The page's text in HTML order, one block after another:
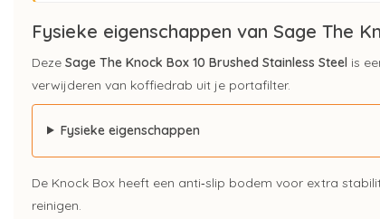
Fysieke eigenschappen van Sage The
Deze Sage The Knock Box 10 Brushed Stainless Steel is
verwijderen van koffiedrab uit je portafilter.
Fysieke eigenschappen
De Knock Box heeft een anti‑slip bodem voor extra
reinigen.